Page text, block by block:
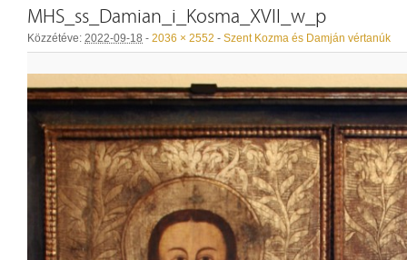
MHS_ss_Damian_i_Kosma_XVII_w_p
Közzétéve: 2022-09-18 - 2036 × 2552 - Szent Kozma és Damján vértanúk